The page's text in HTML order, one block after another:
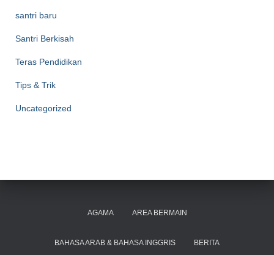
santri baru
Santri Berkisah
Teras Pendidikan
Tips & Trik
Uncategorized
AGAMA AREA BERMAIN
BAHASA ARAB & BAHASA INGGRIS BERITA